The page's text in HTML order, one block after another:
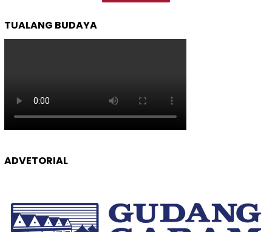
TUALANG BUDAYA
ADVETORIAL